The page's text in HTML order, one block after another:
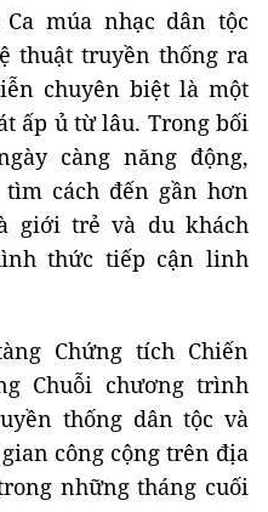
múa nhạc dân tộc
thuật truyền thống ra
chuyên biệt là một
ấp ủ từ lâu. Trong bối
càng năng động,
cách đến gần hơn
giới trẻ và du khách
thức tiếp cận linh
Chứng tích Chiến
Chuỗi chương trình
thống dân tộc và
công cộng trên địa
những tháng cuối